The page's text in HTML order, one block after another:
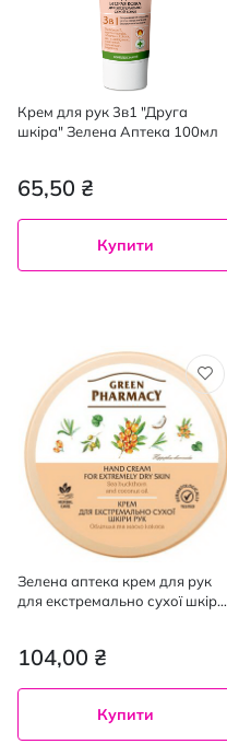
Крем для рук 3в1 "Друга
шкіра" Зелена Аптека 100мл
65,50 ₴
Купити
Зелена аптека крем для рук
для екстремально сухої шкіри
104,00 ₴
Купити